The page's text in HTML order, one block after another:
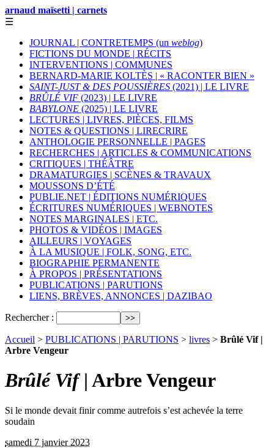
arnaud maïsetti | carnets
☰
JOURNAL | CONTRETEMPS (un weblog)
FICTIONS DU MONDE | RÉCITS
INTERVENTIONS | COMMUNES
BERNARD-MARIE KOLTÈS | « RACONTER BIEN »
SAINT-JUST & DES POUSSIÈRES (2021) | LE LIVRE
BRÛLÉ VIF (2023) | LE LIVRE
BABYLONE (2025) | LE LIVRE
LECTURES | LIVRES, PIÈCES, FILMS
NOTES & QUESTIONS | LIRECRIRE
ANTHOLOGIE PERSONNELLE | PAGES
RECHERCHES | ARTICLES & COMMUNICATIONS
CRITIQUES | THÉÂTRE
DRAMATURGIES | SCÈNES & TRAVAUX
MOUSSONS D’ÉTÉ
PUBLIE.NET | ÉDITIONS NUMÉRIQUES
ÉCRITURES NUMÉRIQUES | WEBNOTES
NOTES MARGINALES | ETC.
PHOTOS & VIDÉOS | IMAGES
AILLEURS | VOYAGES
À LA MUSIQUE | FOLK, SONG, ETC.
BIOGRAPHIE PERMANENTE
À PROPOS | PRÉSENTATIONS
PUBLICATIONS | PARUTIONS
LIENS, BRÈVES, ANNONCES | DAZIBAO
Rechercher :
Accueil > PUBLICATIONS | PARUTIONS > livres > Brûlé Vif |
Arbre Vengeur
Brûlé Vif| Arbre Vengeur
Si le monde devait finir comme autrefois s’est achevée la terre
soudain
samedi 7 janvier 2023